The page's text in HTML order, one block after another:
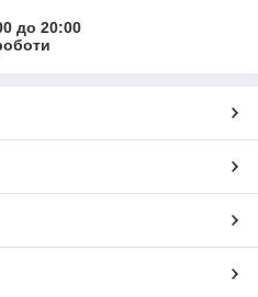
до 20:00